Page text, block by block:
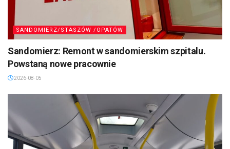
SANDOMIERZ/STASZÓW /OPATÓW
Sandomierz: Remont w sandomierskim szpitalu.
Powstaną nowe pracownie
2026-08-05